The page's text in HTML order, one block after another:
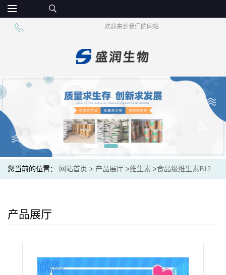
欢迎来到我们的网站
您当前的位置： 网站首页 > 产品展厅 >维生素 >食品级维生素B12
产品展厅